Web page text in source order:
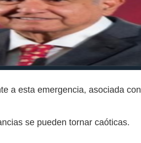
a esta emergencia, asociada con
se pueden tornar caóticas.